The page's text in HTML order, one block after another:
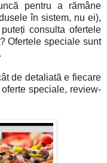
pentru a rămâne
în sistem, nu ei),
consulta ofertele
Ofertele speciale sunt
de detaliată e fiecare
speciale, review-